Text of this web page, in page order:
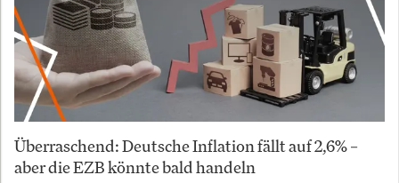
Überraschend: Deutsche Inflation fällt auf 2,6% –
aber die EZB könnte bald handeln